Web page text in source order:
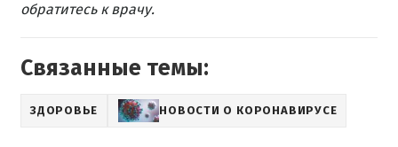
обратитесь к врачу.
Связанные темы:
ЗДОРОВЬЕ НОВОСТИ О КОРОНАВИРУСЕ